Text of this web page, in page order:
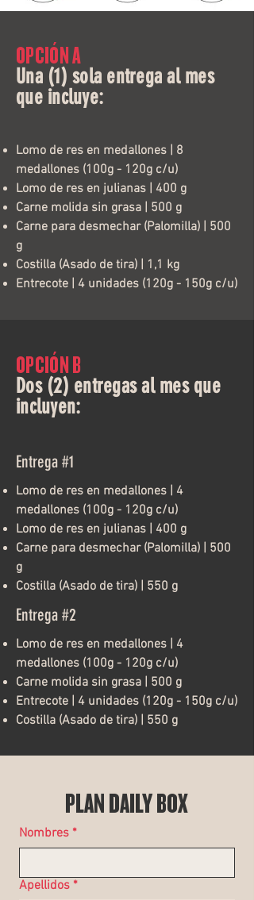
OPCIÓN A
Una (1) sola entrega al mes
que incluye:
Lomo de res en medallones | 8
medallones (100g - 120g c/u)
Lomo de res en julianas | 400 g
Carne molida sin grasa | 500 g
Carne para desmechar (Palomilla) | 500
g
Costilla (Asado de tira) | 1,1 kg
Entrecote | 4 unidades (120g - 150g c/u)
OPCIÓN B
Dos (2) entregas al mes que
incluyen:
Entrega #1
Lomo de res en medallones | 4
medallones (100g - 120g c/u)
Lomo de res en julianas | 400 g
Carne para desmechar (Palomilla) | 500
g
Costilla (Asado de tira) | 550 g
Entrega #2
Lomo de res en medallones | 4
medallones (100g - 120g c/u)
Carne molida sin grasa | 500 g
Entrecote | 4 unidades (120g - 150g c/u)
Costilla (Asado de tira) | 550 g
PLAN DAILY BOX
Nombres *
Apellidos *